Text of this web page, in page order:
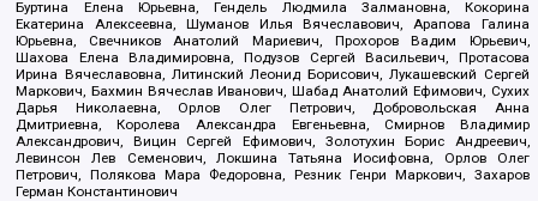
Буртина Елена Юрьевна, Гендель Людмила Залмановна, Кокорина
Екатерина Алексеевна, Шуманов Илья Вячеславович, Арапова Галина
Юрьевна, Свечников Анатолий Мариевич, Прохоров Вадим Юрьевич,
Шахова Елена Владимировна, Подузов Сергей Васильевич, Протасова
Ирина Вячеславовна, Литинский Леонид Борисович, Лукашевский Сергей
Маркович, Бахмин Вячеслав Иванович, Шабад Анатолий Ефимович, Сухих
Дарья Николаевна, Орлов Олег Петрович, Добровольская Анна
Дмитриевна, Королева Александра Евгеньевна, Смирнов Владимир
Александрович, Вицин Сергей Ефимович, Золотухин Борис Андреевич,
Левинсон Лев Семенович, Локшина Татьяна Иосифовна, Орлов Олег
Петрович, Полякова Мара Федоровна, Резник Генри Маркович, Захаров
Герман Константинович